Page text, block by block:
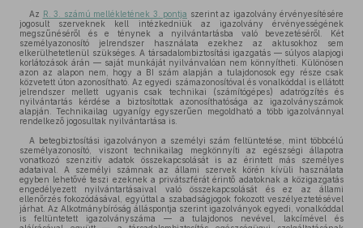
Az R. 3. számú mellékletének 3. pontja szerint az igazolvány érvényesítésére
jogosult szerveknek kell intézkedniük az igazolvány érvényességének
megszűnéséről és e ténynek a nyilvántartásba való bevezetéséről. Két
személyazonosító jelrendszer használata ezekhez az aktusokhoz sem
elkerülhetetlenül szükséges. A társadalombiztosítási igazgatás — súlyos alapjogi
korlátozások árán — saját munkáját nyilvánvalóan nem könnyítheti. Különösen
azon az alapon nem, hogy a BI szám alapján a tulajdonosok egy része csak
közvetett úton azonosítható. Az egyedi számazonosítóval és vonalkóddal is ellátott
jelrendszer mellett ugyanis csak technikai (számítógépes) adatrögzítés és
nyilvántartás kérdése a biztosítottak azonosíthatósága az igazolványszámok
alapján. Technikailag ugyanígy egyszerűen megoldható a több igazolvánnyal
rendelkező jogosultak nyilvántartása is.
A betegbiztosítási igazolványon a személyi szám feltüntetése, mint többcélú
személyazonosító, viszont technikailag megkönnyíti az egészségi állapotra
vonatkozó szenzitív adatok összekapcsolását is az érintett más személyes
adataival. A személyi számnak az állami szervek körén kívüli használata
egyben lehetővé teszi ezeknek a privátszférát érintő adatoknak a közigazgatás
engedélyezett nyilvántartásaival való összekapcsolását és ez az állami
ellenőrzés fokozódásával, egyúttal a szabadságjogok fokozott veszélyeztetésével
járhat. Az Alkotmánybíróság álláspontja szerint igazolványok egyedi, vonalkóddal
is feltüntetett igazolványszáma — a tulajdonos nevével, lakcímével és